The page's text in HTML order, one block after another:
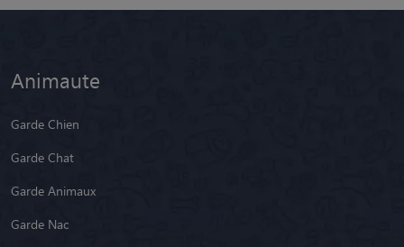
Animaute
Garde Chien
Garde Chat
Garde Animaux
Garde Nac